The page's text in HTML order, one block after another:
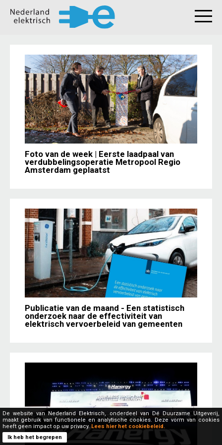
Foto van de week | Eerste laadpaal van
verdubbelingsoperatie Metropool Regio
Amsterdam geplaatst
Publicatie van de maand - Een statistisch
onderzoek naar de effectiviteit van
elektrisch vervoerbeleid van gemeenten
De website van Nederland Elektrisch, onderdeel van Dé Duurzame Uitgeverij,
maakt gebruik van functionele en analytische cookies. Deze vorm van cookies
heeft geen impact op uw privacy. Lees hier het cookiebeleid.
Ik heb het begrepen